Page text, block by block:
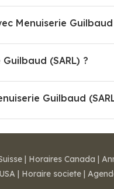
Menuiserie Guilbaud
(SARL) ?
Guilbaud
| Horaires Canada |
| Horaire societe |